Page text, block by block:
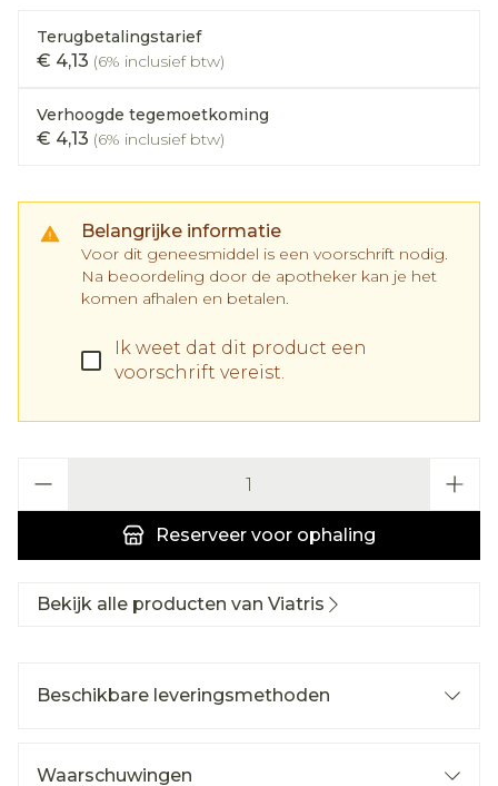
Terugbetalingstarief
€ 4,13 (6% inclusief btw)
Verhoogde tegemoetkoming
€ 4,13 (6% inclusief btw)
Belangrijke informatie
Voor dit geneesmiddel is een voorschrift nodig.
Na beoordeling door de apotheker kan je het
komen afhalen en betalen.
Ik weet dat dit product een
voorschrift vereist.
Reserveer voor ophaling
Bekijk alle producten van Viatris
Beschikbare leveringsmethoden
Waarschuwingen